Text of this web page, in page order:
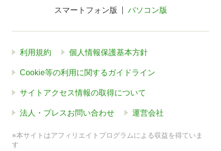
スマートフォン版 パソコン版
利用規約 個人情報保護基本方針
Cookie等の利用に関するガイドライン
サイトアクセス情報の取得について
法人・プレスお問い合わせ 運営会社
※本サイトはアフィリエイトプログラムによる収益を得ていま
す